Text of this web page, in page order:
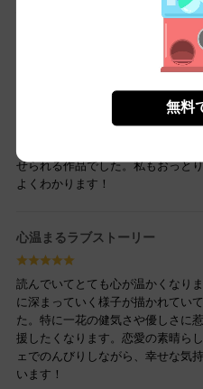
物語の中で、彼の一途な愛情に触
しまいました。特に一花の優しさ
人々を思いやるかが描かれていて
諒の思いも複雑で、彼の過去が物
も良かったです。最後まで目が離
せられる作品でした。私もおっと
よくわかります！
心温まるラブストーリー
読んでいてとても心が温かくなり
に深まっていく様子が描かれてい
た。特に一花の健気さや優しさに
援したくなります。恋愛の素晴ら
ェでのんびりしながら、幸せな気
います！
無料